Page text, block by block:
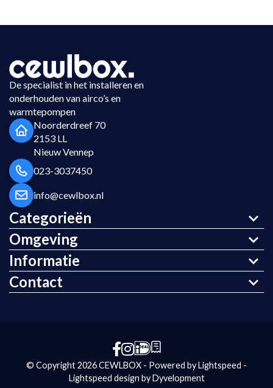
De specialist in het installeren en
onderhouden van airco’s en
warmtepompen
Noorderdreef 70
2153 LL
Nieuw Vennep
023-3037450
info@cewlbox.nl
Categorieën
Omgeving
Informatie
Contact
© Copyright 2026 CEWLBOX - Powered byLightspeed -
Lightspeed design byDyvelopment